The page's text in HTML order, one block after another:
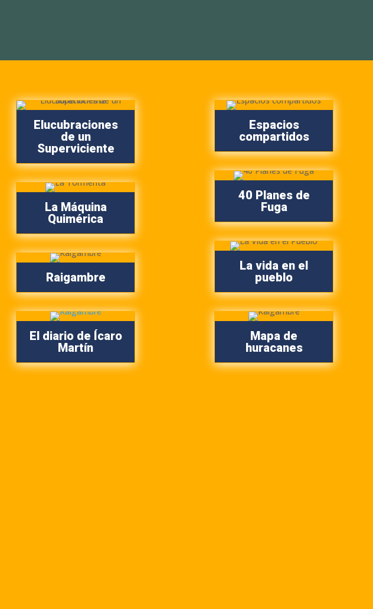
Elucubraciones
de un
Superviciente
La Máquina
Quimérica
Raigambre
El diario de Ícaro
Martín
Espacios
compartidos
40 Planes de
Fuga
La vida en el
pueblo
Mapa de
huracanes